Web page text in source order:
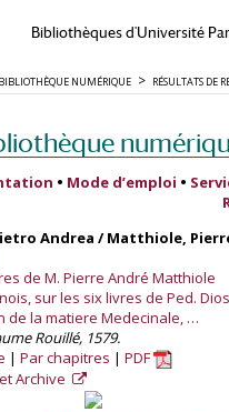
Bibliothèques d'Université
BIBLIOTHÈQUE NUMÉRIQUE RÉSULTATS DE
• Mode d’emploi •
Andrea / Matthiole,
de M. Pierre André Matthiole
sur les six livres de Ped.
de la matiere Medecinale, …
Rouillé, 1579.
Par chapitres
PDF
Archive